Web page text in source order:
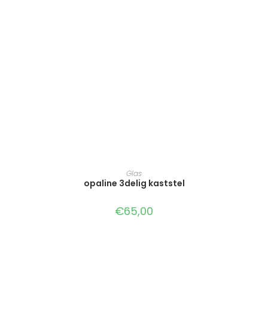
TOEVOEGEN AAN WINKELWAGEN
Glas
opaline 3delig kaststel
€65,00